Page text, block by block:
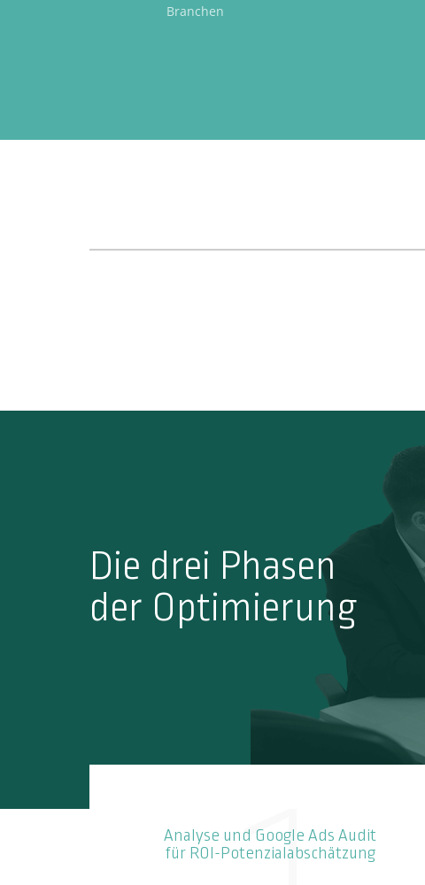
Branchen
Die drei Phasen
der Optimierung
Analyse und Google Ads Audit
für ROI-Potenzialabschätzung